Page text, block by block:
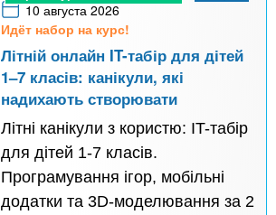
10 августа 2026
Идёт набор на курс!
Літній онлайн IT-табір для дітей
1–7 класів: канікули, які
надихають створювати
Літні канікули з користю: IT-табір
для дітей 1-7 класів.
Програмування ігор, мобільні
додатки та 3D-моделювання за 2